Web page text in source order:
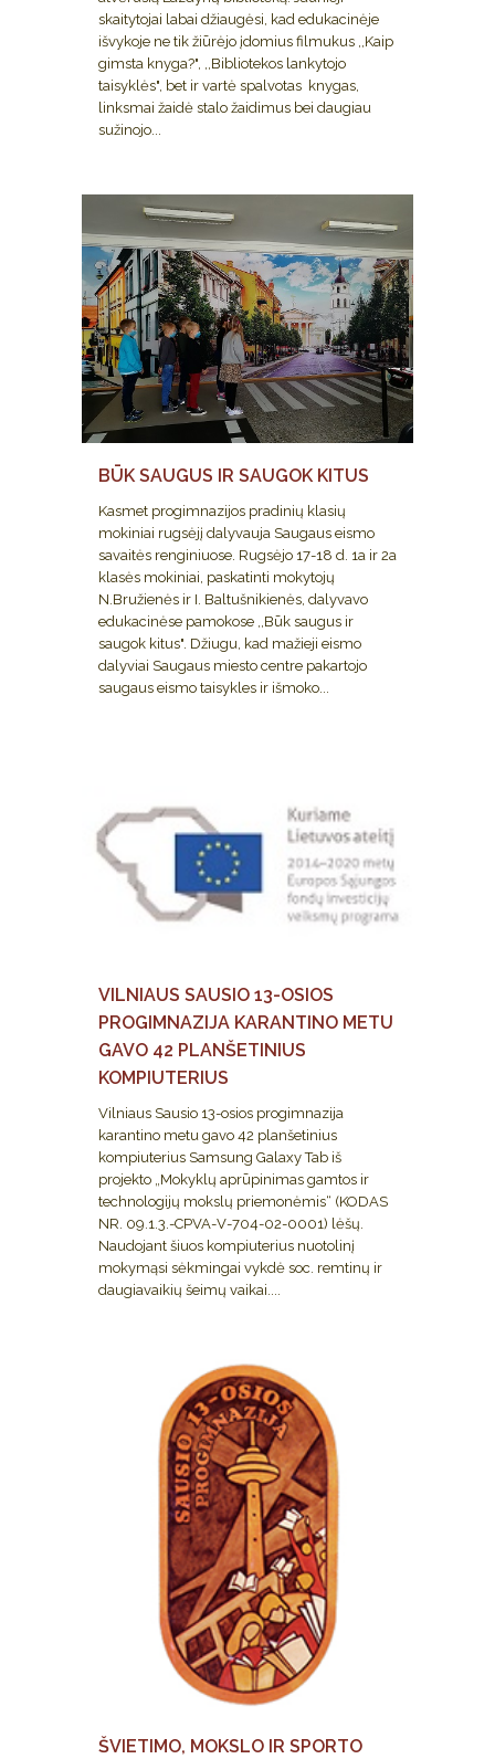
skaitytojai labai džiaugėsi, kad edukacinėje
išvykoje ne tik žiūrėjo įdomius filmukus ,,Kaip
gimsta knyga?", ,,Bibliotekos lankytojo
taisyklės", bet ir vartė spalvotas knygas,
linksmai žaidė stalo žaidimus bei daugiau
sužinojo...
BŪK SAUGUS IR SAUGOK KITUS
Kasmet progimnazijos pradinių klasių
mokiniai rugsėjį dalyvauja Saugaus eismo
savaitės renginiuose. Rugsėjo 17-18 d. 1a ir 2a
klasės mokiniai, paskatinti mokytojų
N.Bružienės ir I. Baltušnikienės, dalyvavo
edukacinėse pamokose ,,Būk saugus ir
saugok kitus". Džiugu, kad mažieji eismo
dalyviai Saugaus miesto centre pakartojo
saugaus eismo taisykles ir išmoko...
VILNIAUS SAUSIO 13-OSIOS
PROGIMNAZIJA KARANTINO METU
GAVO 42 PLANŠETINIUS
KOMPIUTERIUS
Vilniaus Sausio 13-osios progimnazija
karantino metu gavo 42 planšetinius
kompiuterius Samsung Galaxy Tab iš
projekto „Mokyklų aprūpinimas gamtos ir
technologijų mokslų priemonėmis“ (KODAS
NR. 09.1.3.-CPVA-V-704-02-0001) lėšų.
Naudojant šiuos kompiuterius nuotolinį
mokymąsi sėkmingai vykdė soc. remtinų ir
daugiavaikių šeimų vaikai....
ŠVIETIMO, MOKSLO IR SPORTO